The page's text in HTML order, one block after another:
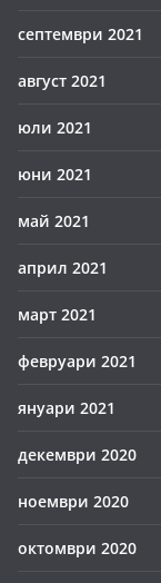
септември 2021
август 2021
юли 2021
юни 2021
май 2021
април 2021
март 2021
февруари 2021
януари 2021
декември 2020
ноември 2020
октомври 2020